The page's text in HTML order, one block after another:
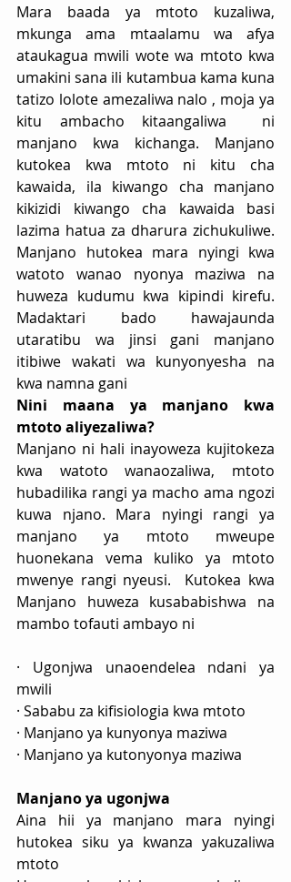
Mara baada ya mtoto kuzaliwa,
mkunga ama mtaalamu wa afya
ataukagua mwili wote wa mtoto kwa
umakini sana ili kutambua kama kuna
tatizo lolote amezaliwa nalo , moja ya
kitu ambacho kitaangaliwa  ni
manjano kwa kichanga. Manjano
kutokea kwa mtoto ni kitu cha
kawaida, ila kiwango cha manjano
kikizidi kiwango cha kawaida basi
lazima hatua za dharura zichukuliwe.
Manjano hutokea mara nyingi kwa
watoto wanao nyonya maziwa na
huweza kudumu kwa kipindi kirefu.
Madaktari bado hawajaunda
utaratibu wa jinsi gani manjano
itibiwe wakati wa kunyonyesha na
kwa namna gani
Nini maana ya manjano kwa
mtoto aliyezaliwa?
Manjano ni hali inayoweza kujitokeza
kwa watoto wanaozaliwa, mtoto
hubadilika rangi ya macho ama ngozi
kuwa njano. Mara nyingi rangi ya
manjano ya mtoto mweupe
huonekana vema kuliko ya mtoto
mwenye rangi nyeusi.  Kutokea kwa
Manjano huweza kusababishwa na
mambo tofauti ambayo ni
· Ugonjwa unaoendelea ndani ya
mwili
· Sababu za kifisiologia kwa mtoto
· Manjano ya kunyonya maziwa
· Manjano ya kutonyonya maziwa
Manjano ya ugonjwa
Aina hii ya manjano mara nyingi
hutokea siku ya kwanza yakuzaliwa
mtoto